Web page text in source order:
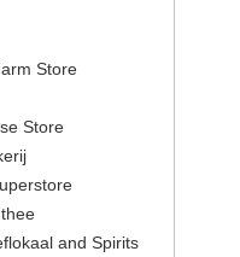
Store
Store
and Spirits